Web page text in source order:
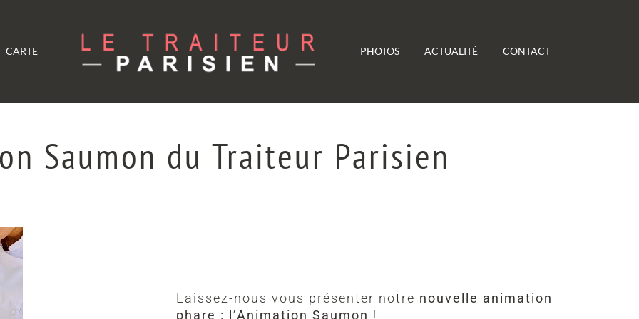
CARTE PHOTOS ACTUALITÉ CONTACT
Saumon du Traiteur Parisien
Laissez-nous vous présenter notre nouvelle animation
phare : l’Animation Saumon !